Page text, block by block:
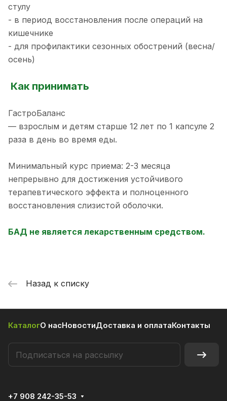
стулу
- в период восстановления после операций на
кишечнике
- для профилактики сезонных обострений (весна/
осень)
Как принимать
ГастроБаланс
— взрослым и детям старше 12 лет по 1 капсуле 2
раза в день во время еды.
Минимальный курс приема: 2-3 месяца
непрерывно для достижения устойчивого
терапевтического эффекта и полноценного
восстановления слизистой оболочки.
БАД не является лекарственным средством.
Назад к списку
КаталогО насНовостиДоставка и оплатаКонтакты
+7 908 242-35-53